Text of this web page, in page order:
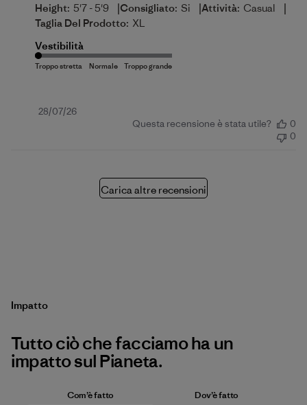
Height: 5'7 - 5'9 |Consigliato: Si |Attività: Casual |
Taglia Del Prodotto: XL
Vestibilità
Data
28/07/26
Questa recensione è stata utile?
0
0
Carica altre recensioni
Impatto
Tutto ciò che facciamo ha un
impatto sul Pianeta.
Com’è fatto Dov’è fatto